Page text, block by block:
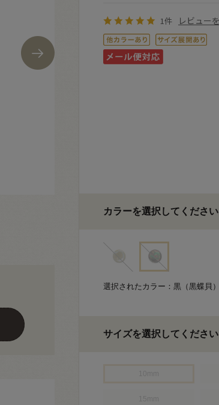
1件 レビュー
カラーを選択してください
選択されたカラー：黒（黒蝶貝
サイズを選択してください